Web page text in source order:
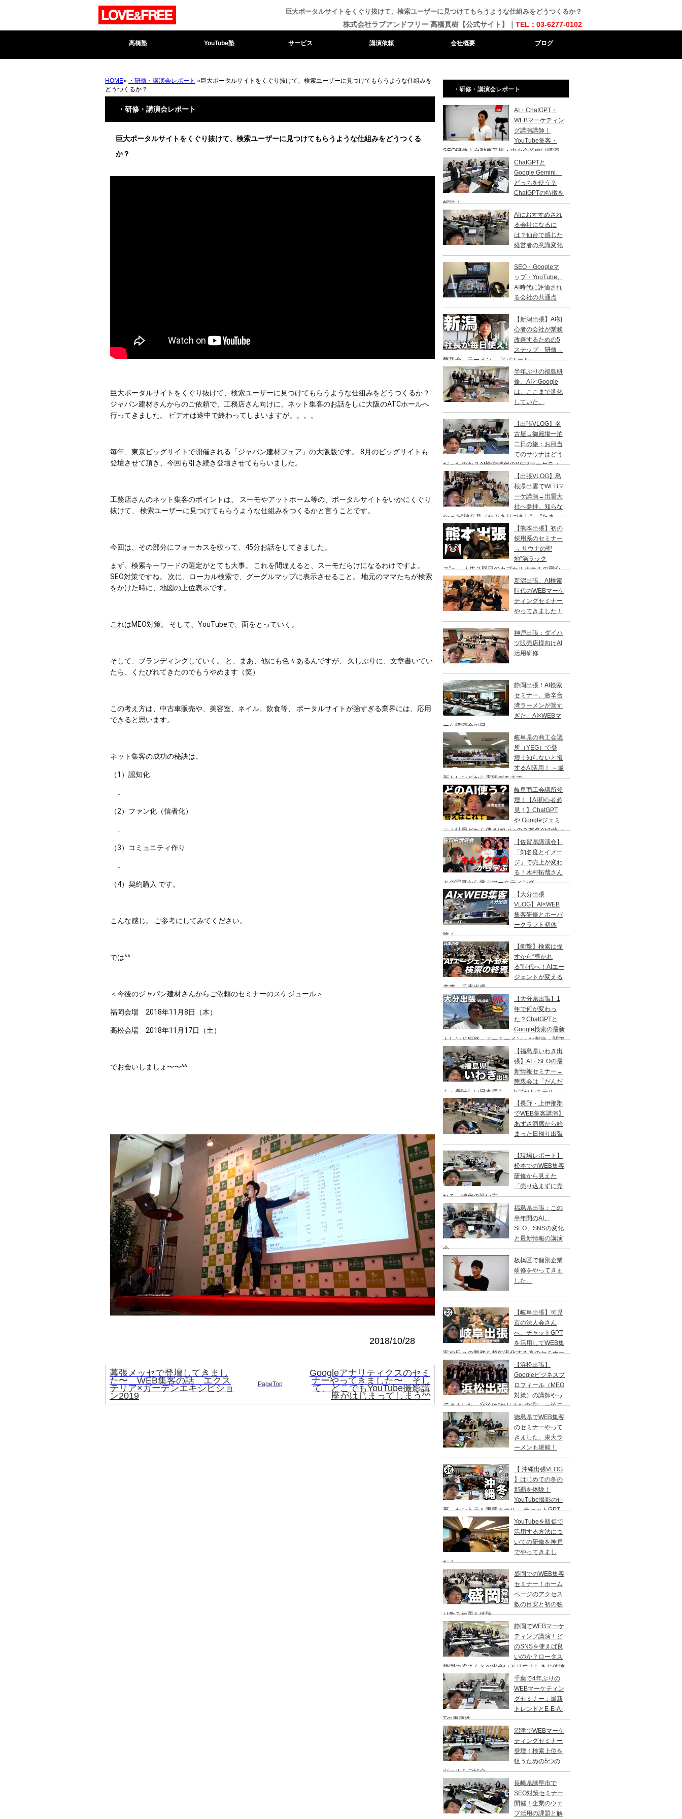
巨大ポータルサイトをくぐり抜けて、検索ユーザーに見つけてもらうような仕組みをどうつくるか？
株式会社ラブアンドフリー 高橋真樹【公式サイト】｜ TEL：03-6277-0102
高橋塾 YouTube塾 サービス 講演依頼 会社概要 ブログ
HOME» ・研修・講演会レポート »巨大ポータルサイトをくぐり抜けて、検索ユーザーに見つけてもらうような仕組みを
どうつくるか？
・研修・講演会レポート
巨大ポータルサイトをくぐり抜けて、検索ユーザーに見つけてもらうような仕組みをどうつくる
か？
巨大ポータルサイトをくぐり抜けて、検索ユーザーに見つけてもらうような仕組みをどうつくるか？
ジャパン建材さんからのご依頼で、工務店さん向けに、ネット集客のお話をしに大阪のATCホールへ
行ってきました。 ビデオは途中で終わってしまいますが。。。。
毎年、東京ビッグサイトで開催される「ジャパン建材フェア」の大阪版です。 8月のビッグサイトも
登壇させて頂き、今回も引き続き登壇させてもらいました。
工務店さんのネット集客のポイントは、 スーモやアットホーム等の、ポータルサイトをいかにくぐり
抜けて、 検索ユーザーに見つけてもらうような仕組みをつくるかと言うことです。
今回は、その部分にフォーカスを絞って、45分お話をしてきました。
まず、検索キーワードの選定がとても大事。 これを間違えると、スーモだらけになるわけですよ。
SEO対策ですね。 次に、ローカル検索で、グーグルマップに表示させること。 地元のママたちが検索
をかけた時に、地図の上位表示です。
これはMEO対策。 そして、YouTubeで、面をとっていく。
そして、ブランディングしていく。 と、まあ、他にも色々あるんですが、 久しぶりに、文章書いてい
たら、くたびれてきたのでもうやめます（笑）
この考え方は、中古車販売や、美容室、ネイル、飲食等、 ポータルサイトが強すぎる業界には、応用
できると思います。
ネット集客の成功の秘訣は、
（1）認知化
↓
（2）ファン化（信者化）
↓
（3）コミュニティ作り
↓
（4）契約購入 です。
こんな感じ。 ご参考にしてみてください。
では^^
＜今後のジャパン建材さんからご依頼のセミナーのスケジュール＞
福岡会場　2018年11月8日（木）
高松会場　2018年11月17日（土）
でお会いしましょ〜〜^^
2018/10/28
幕張メッセで登壇してきまし
た〜 WEB集客の話 エクス
テリア×ガーデンエキシビショ
ン2019
PageTop
Googleアナリティクスのセミ
ナーやってきました〜 そし
て、どこでもYouTube撮影講
座がはじまってしまう^^
・研修・講演会レポート
AI・ChatGPT・
WEBマーケティン
グ講演講師｜
YouTube集客・
SEO研修｜自動車業界・中小企業向け講演
ChatGPTと
Google Gemini、
どっちを使う？
ChatGPTの特徴を
解説！
AIにおすすめされ
る会社になるに
は？仙台で感じた
経営者の意識変化
SEO・Googleマ
ップ・YouTube。
AI時代に評価され
る会社の共通点
【新潟出張】AI初
心者の会社が業務
改善するための5
ステップ 研修→
懇親会→ラーメン→ アパホテル
半年ぶりの福島研
修。AIとGoogle
は、ここまで進化
していた。
【出張VLOG】名
古屋→御殿場一泊
二日の旅：お目当
てのサウナはどう
だったのか？AI検索時代のWEBマーケティ
ングのセミナー&YouTube撮影の仕事旅
【出張VLOG】島
根県出雲でWEBマ
ーケ講演→出雲大
社へ参拝。知らな
かった“神在月（かみありづき）”→ ”たま
き”で出雲そば、ドーミーイン出雲でサウナ
【熊本出張】初の
採用系のセミナー
→ サウナの聖
地”湯ラック
ス”へ、人生２回目のカプセルホテルの寝心
地はいかに？
新潟出張。AI検索
時代のWEBマーケ
ティングセミナー
やってきました！
神戸出張：ダイハ
ツ販売店様向けAI
活用研修
静岡出張！AI検索
セミナー、激辛台
湾ラーメンが旨す
ぎた。AI×WEBマ
ーケ講演会の日
岐阜県の商工会議
所（YEG）で登
壇！知らないと損
するAI活用！ ～最
新トレンドから実践デモまで～
岐阜商工会議所登
壇！【AI初心者必
見！】ChatGPT
や Googleジェミ
ニ｜結局どれを使えばいいの？有名AIの違い
やユーザー数の比較
【佐賀県講演会】
「知名度とイメー
ジ」で売上が変わ
る！木村拓哉さん
との写真から学ぶマーケティング
【大分出張
VLOG】AI×WEB
集客研修とホーバ
ークラフト初体
験！
【衝撃】検索は探
すから“導かれ
る”時代へ！AIエー
ジェントが変える
未来 兵庫出張
【大分県出張】1
年で何が変わっ
た？ChatGPTと
Google検索の最新
トレンド研修・ドーミーイン・お刺身・関ア
ジ・サウナ
【福島県いわき出
張】AI・SEOの最
新情報セミナー→
懇親会は「だんだ
ん」美味しい日本酒も→ カプセルホテル
「リフレ」でサウナの一泊二日旅【長野・上伊那郡
でWEB集客講演】
あずさ満席から始
まった日帰り出張
【現場レポート】
松本でのWEB集客
研修から見えた
「売り込まずに売
れる」時代の戦い方
福島県出張：この
半年間のAI、
SEO、SNSの変化
と最新情報の講演
会
板橋区で個別企業
研修をやってきま
した。
【岐阜出張】可児
市の法人会さん
へ、チャットGPT
を活用してWEB集
客や日々の業務を超効率化する為のセミナー
をやってきました。2年ぶりの登壇です。一
泊二日の旅。
【浜松出張】
Googleビジネスプ
ロフィール（MEO
対策）の講師やっ
てきました。宿泊は”かじまちの湯”。一泊二
日の旅
徳島県でWEB集客
のセミナーやって
きました。東大ラ
ーメンも堪能！
【 沖縄出張VLOG
】はじめての冬の
那覇を体験！
YouTube撮影の仕
事→セントラル那覇ホテル→ チャットGPT
研修／高橋真樹
YouTubeを販促で
活用する方法につ
いての研修を神戸
でやってきまし
た！
盛岡でのWEB集客
セミナー！ホーム
ページのアクセス
数の目安と初の独
り飲み放題を体験
静岡でWEBマーケ
ティング講演！ど
のSNSを使えば良
いのか？ロータス
静岡の皆さんとの出会いとサウナしきじ体験
千葉で4年ぶりの
WEBマーケティン
グセミナー：最新
トレンドとE-E-A-
Tの重要性
沼津でWEBマーケ
ティングセミナー
登壇！検索上位を
狙うための5つの
ツールをご紹介
長崎県諫早市で
SEO対策セミナー
開催！企業のウェ
ブ活用の課題と解